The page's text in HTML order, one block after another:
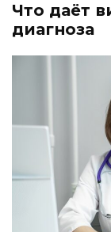
Что даёт
диагноза